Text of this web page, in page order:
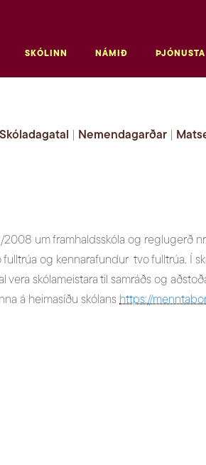
SKÓLINN NÁMIÐ ÞJÓNUSTA
Skóladagatal Nemendagarðar
um framhaldsskóla og reglugerð
og kennarafundur tvo fulltrúa. Í
vera skólameistara til samráðs og
á heimasíðu skólans https://